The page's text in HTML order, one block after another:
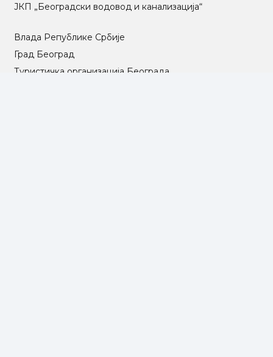
ЈКП „Београдски водовод и канализација“
Влада Републике Србије
Град Београд
Туристичка организација Београда